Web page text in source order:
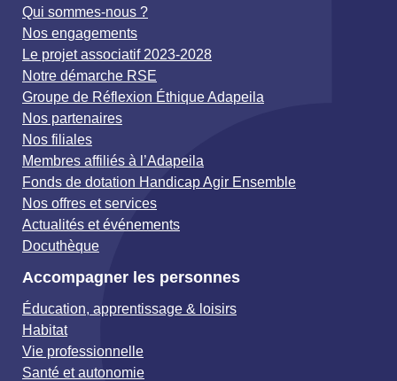
Qui sommes-nous ?
Nos engagements
Le projet associatif 2023-2028
Notre démarche RSE
Groupe de Réflexion Éthique Adapeila
Nos partenaires
Nos filiales
Membres affiliés à l’Adapeila
Fonds de dotation Handicap Agir Ensemble
Nos offres et services
Actualités et événements
Docuthèque
Accompagner les personnes
Éducation, apprentissage & loisirs
Habitat
Vie professionnelle
Santé et autonomie